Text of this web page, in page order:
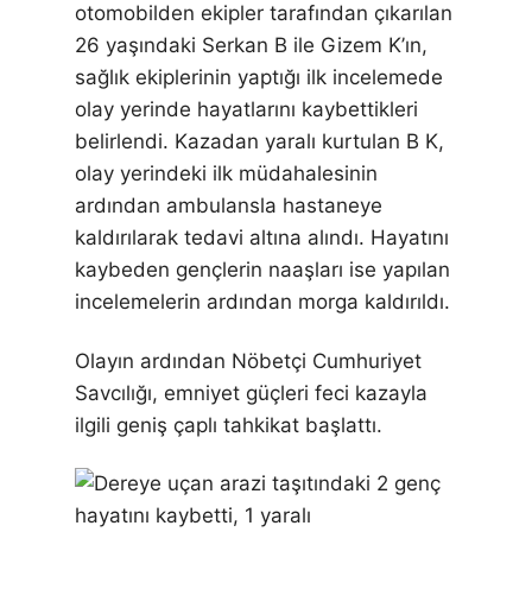
otomobilden ekipler tarafından çıkarılan
26 yaşındaki Serkan B ile Gizem K’ın,
sağlık ekiplerinin yaptığı ilk incelemede
olay yerinde hayatlarını kaybettikleri
belirlendi. Kazadan yaralı kurtulan B K,
olay yerindeki ilk müdahalesinin
ardından ambulansla hastaneye
kaldırılarak tedavi altına alındı. Hayatını
kaybeden gençlerin naaşları ise yapılan
incelemelerin ardından morga kaldırıldı.
Olayın ardından Nöbetçi Cumhuriyet
Savcılığı, emniyet güçleri feci kazayla
ilgili geniş çaplı tahkikat başlattı.